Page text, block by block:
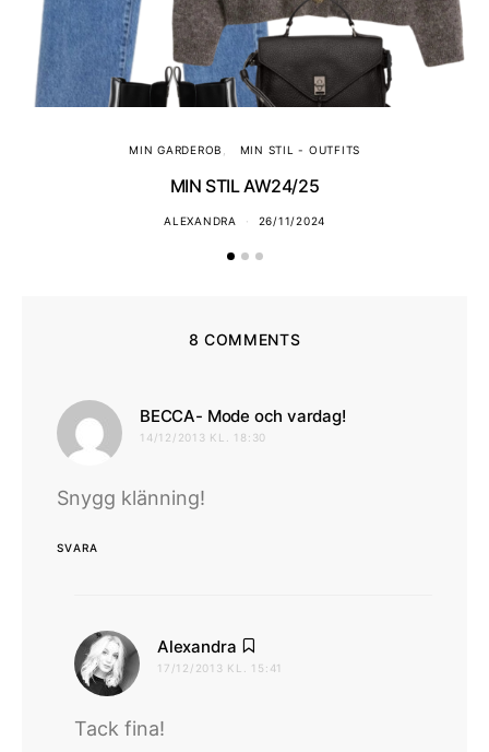
MIN GARDEROB MIN STIL - OUTFITS
MIN STIL AW24/25
ALEXANDRA 26/11/2024
8 COMMENTS
BECCA- Mode och vardag!
14/12/2013 KL. 18:30
Snygg klänning!
SVARA
Alexandra
17/12/2013 KL. 15:41
Tack fina!